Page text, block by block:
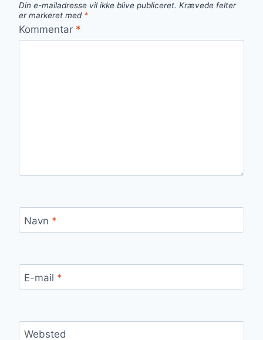
Din e-mailadresse vil ikke blive publiceret. Krævede felter
er markeret med *
Kommentar *
Navn *
E-mail *
Websted